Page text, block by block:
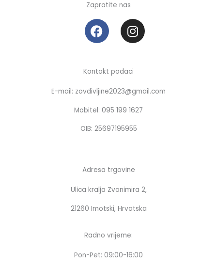
Zapratite nas
F
a
c
b
o
o
k
I
n
s
a
g
r
a
m
Kontakt podaci
E-mail: zovdivljine2023@gmail.com
Mobitel: 095 199 1627
OIB: 25697195955
Adresa trgovine
Ulica kralja Zvonimira 2,
21260 Imotski, Hrvatska
Radno vrijeme:
Pon-Pet: 09:00-16:00